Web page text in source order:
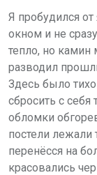
Я пробудился
окном и не
тепло, но камин
разводил
Здесь было
сбросить с
обломки
постели
перенёсся на
красовались